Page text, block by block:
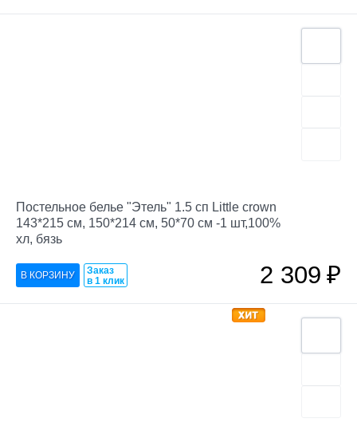
Постельное белье "Этель" 1.5 сп Little crown
143*215 см, 150*214 см, 50*70 см -1 шт,100%
хл, бязь
Заказ
в 1 клик
2 309₽